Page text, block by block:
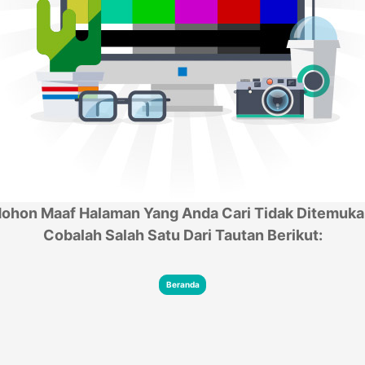
Maaf Halaman Yang Anda Cari Tidak
Cobalah Salah Satu Dari Tautan Berikut:
Beranda